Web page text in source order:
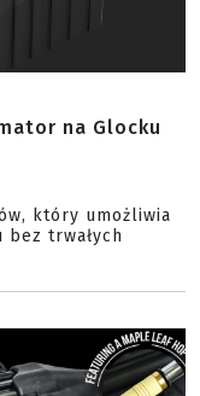
na Glocku
który umożliwia
trwałych